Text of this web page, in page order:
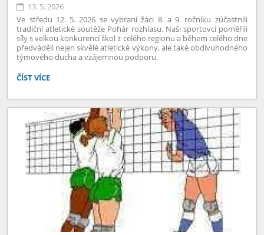
13. 5. 2026
Ve středu 12. 5. 2026 se vybraní žáci 8. a 9. ročníku zúčastnili
tradiční atletické soutěže Pohár rozhlasu. Naši sportovci poměřili
síly s velkou konkurencí škol z celého regionu a během celého dne
předváděli nejen skvělé atletické výkony, ale také obdivuhodného
týmového ducha a vzájemnou podporu.
POHÁR
:
ČÍST VÍCE